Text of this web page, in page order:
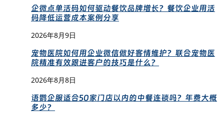
企微点单活码如何驱动餐饮品牌增长？餐饮企业用活
码降低运营成本案例分享
2026年8月9日
宠物医院如何用企业微信做好客情维护？联合宠物医
院精准有效跟进客户的技巧是什么？
2026年8月8日
语鹦企服适合50家门店以内的中餐连锁吗？年费大概
多少？